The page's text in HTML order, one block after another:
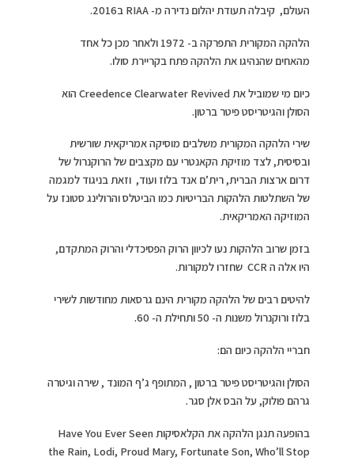
העולם, קיבלה תעודת יהלום נדירה מ- RIAA ב2016.
הלהקה המקורית התפרקה ב- 1972 ולאחר מכן כל אחד
מהאחים שהנהיגו את הלהקה פתח בקריירת סולו.
כיום מי שמוביל את Creedence Clearwater Revived הוא
הסולן והגיטריסט פיטר ברטון.
שירי הלהקה המקורית משלבים מוסיקה אמריקאית שורשית
ובסיסית, לצד מוזיקת הקאנטרי עם מקצבים של הרוקנרול של
דרום ארצות הברית, רית’ם אנד בלוז ועוד, וזאת בניגוד למגמה
של השתלטות הלהקות הבריטיות כמו הביטלס והרולינג סטונז על
המוזיקה האמריקאית.
בזמן שרוב הלהקות נעו לכיוון הרוק הפסיכדלי והרוק המתקדם,
היו אלה ה CCR שחזרו למקורות.
להיטים רבים של הלהקה מקורית הינם גרסאות מחודשות לשירי
בלוז ורוקנרול משנות ה- 50 ותחילת ה- 60.
חבריי הלהקה כיום הם:
הסולן והגיטריסט פיטר ברטון , המתופף ג’ף המונד , שירה וגיטרה
גרהם פולוק, על הבס אלן סגר.
בהופעה תנגן הלהקה את הקלאסיקות Have You Ever Seen
the Rain, Lodi, Proud Mary, Fortunate Son, Who’ll Stop